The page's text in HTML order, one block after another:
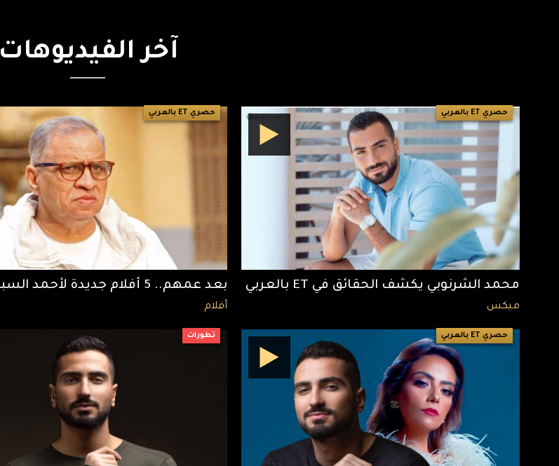
آخر الفيديوهات
حصري ET بالعربي
محمد الشرنوبي يكشف الحقائق في ET بالعربي
ميكس
حصري ET بالعربي
بعد عمهم.. 5 أفلام جديدة لأحمد السبكي
أفلام
حصري ET بالعربي تطورات